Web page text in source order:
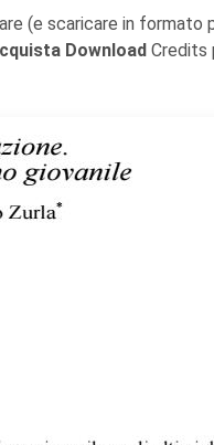
(e scaricare in formato
Download Credits